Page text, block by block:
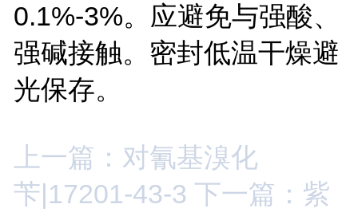
0.1%-3%。应避免与强酸、
强碱接触。密封低温干燥避
光保存。
上一篇：对氰基溴化
苄|17201-43-3 下一篇：紫